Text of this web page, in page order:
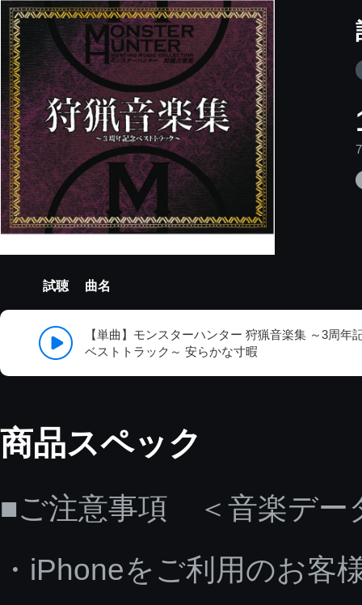
試聴 曲名
【単曲】モンスターハンター 狩猟音楽集 ～3周年
ベストトラック～ 安らかな寸暇
商品スペック
■ご注意事項 ＜音楽デー
・iPhoneをご利用のお客